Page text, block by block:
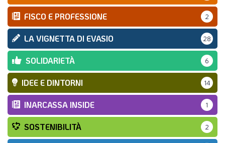
FISCO E PROFESSIONE 2
LA VIGNETTA DI EVASIO 28
SOLIDARIETÀ 6
IDEE E DINTORNI 14
INARCASSA INSIDE 1
SOSTENIBILITÀ 2